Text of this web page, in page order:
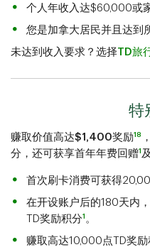
个人年收入达$60,000或
您是加拿大居民并且达到
未达到收入要求？选择TD旅
特
赚取价值高达$1,400奖励18
分，还可获享首年年费回赠1
首次刷卡消费可获得
在开设账户后的180天内
TD奖励积分1 。
赚取高达10,000点TD奖励